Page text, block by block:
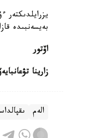
يزرايلدىكتەر
بەيسەنبىدە قازا
اۆتور
زارينا
الەم